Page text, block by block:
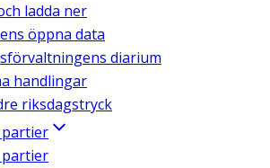
ladda ner
öppna data
diarium
handlingar
riksdagstryck
partier
partier